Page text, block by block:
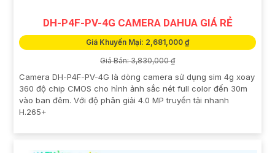
DH-P4F-PV-4G CAMERA DAHUA GIÁ RẺ
Giá Khuyến Mại: 2,681,000 ₫
Giá Bán: 3,830,000 ₫
Camera DH-P4F-PV-4G là dòng camera sử dụng sim 4g xoay
360 độ chip CMOS cho hình ảnh sắc nét full color đến 30m
vào ban đêm. Với độ phân giải 4.0 MP truyền tải nhanh
H.265+